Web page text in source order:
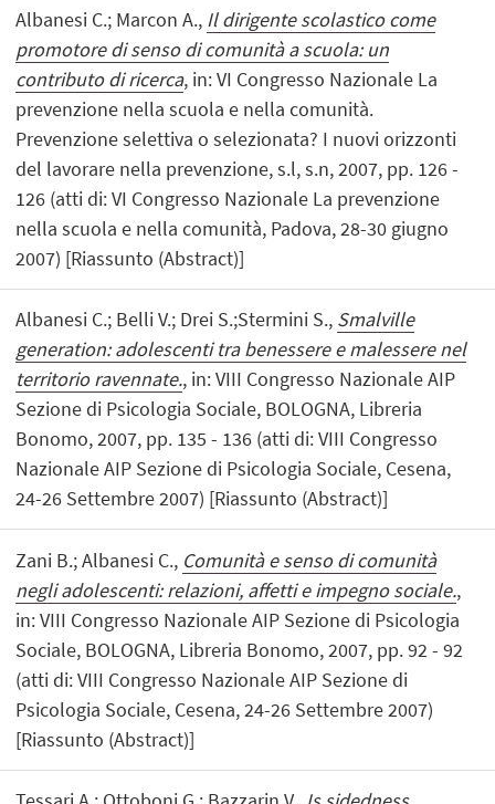
Albanesi C.; Marcon A., Il dirigente scolastico come
promotore di senso di comunità a scuola: un
contributo di ricerca, in: VI Congresso Nazionale La
prevenzione nella scuola e nella comunità.
Prevenzione selettiva o selezionata? I nuovi orizzonti
del lavorare nella prevenzione, s.l, s.n, 2007, pp. 126 -
126 (atti di: VI Congresso Nazionale La prevenzione
nella scuola e nella comunità, Padova, 28-30 giugno
2007) [Riassunto (Abstract)]
Albanesi C.; Belli V.; Drei S.;Stermini S., Smalville
generation: adolescenti tra benessere e malessere nel
territorio ravennate., in: VIII Congresso Nazionale AIP
Sezione di Psicologia Sociale, BOLOGNA, Libreria
Bonomo, 2007, pp. 135 - 136 (atti di: VIII Congresso
Nazionale AIP Sezione di Psicologia Sociale, Cesena,
24-26 Settembre 2007) [Riassunto (Abstract)]
Zani B.; Albanesi C., Comunità e senso di comunità
negli adolescenti: relazioni, affetti e impegno sociale.,
in: VIII Congresso Nazionale AIP Sezione di Psicologia
Sociale, BOLOGNA, Libreria Bonomo, 2007, pp. 92 - 92
(atti di: VIII Congresso Nazionale AIP Sezione di
Psicologia Sociale, Cesena, 24-26 Settembre 2007)
[Riassunto (Abstract)]